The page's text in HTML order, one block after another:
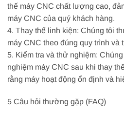
thế máy CNC chất lượng cao,
máy CNC của quý khách hàng.
4. Thay thế linh kiện: Chúng tôi
máy CNC theo đúng quy trình và
5. Kiểm tra và thử nghiệm:
nghiệm máy CNC sau khi thay
rằng máy hoạt động ổn định và
5 Câu hỏi thường gặp (FAQ)